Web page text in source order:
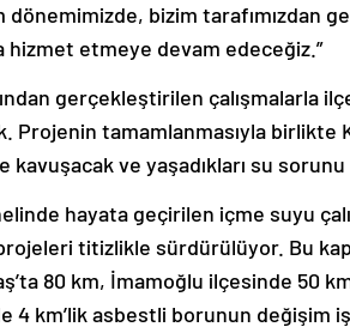
dönemimizde, bizim tarafımızdan
hizmet etmeye devam edeceğiz.”
gerçekleştirilen çalışmalarla
Projenin tamamlanmasıyla birlikte
kavuşacak ve yaşadıkları su
hayata geçirilen içme suyu
titizlikle sürdürülüyor. Bu
80 km, İmamoğlu ilçesinde 50
4 km’lik asbestli borunun değişim